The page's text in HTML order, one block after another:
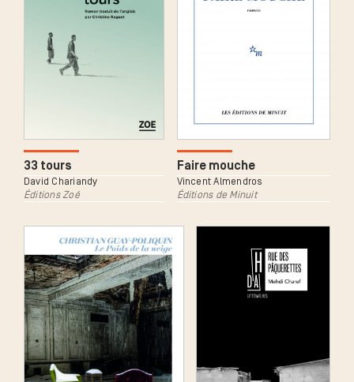
33 tours
David Chariandy
Éditions Zoé
Faire mouche
Vincent Almendros
Éditions de Minuit